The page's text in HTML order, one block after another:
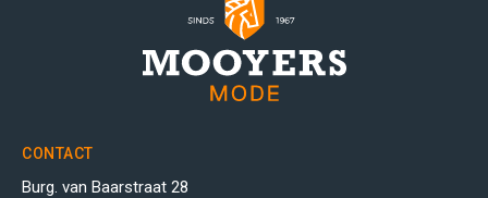
CONTACT
Burg. van Baarstraat 28